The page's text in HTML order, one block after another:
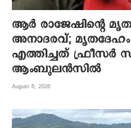
ആര്‍ രാജേഷിന്റെ
അനാദരവ്; മൃതദേഹം
എത്തിച്ചത് ഫ്രീസര്‍
ആംബുലന്‍സില്‍
August 6, 2026